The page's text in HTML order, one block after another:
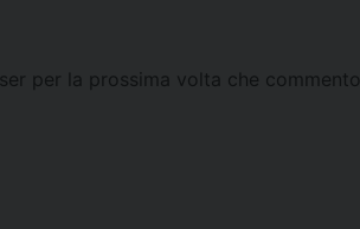
per la prossima volta che commento.